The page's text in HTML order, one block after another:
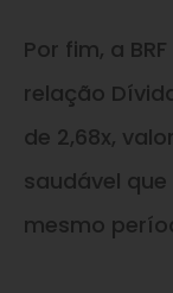
Por fim, a
relação
de 2,68x,
saudável
mesmo